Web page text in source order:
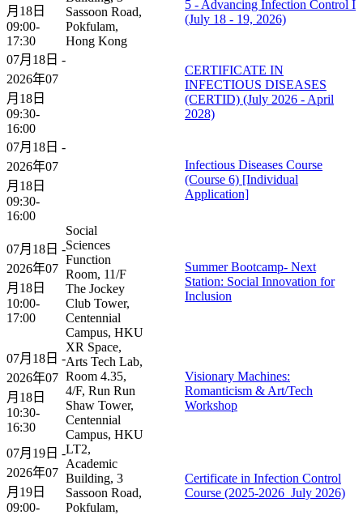
月18日
09:00-
17:30
Sassoon Road,
Pokfulam,
Hong Kong
5 - Advancing Infection Control I
(July 18 - 19, 2026)
07月18日 -
2026年07
月18日
09:30-
16:00
CERTIFICATE IN
INFECTIOUS DISEASES
(CERTID) (July 2026 - April
2028)
07月18日 -
2026年07
月18日
09:30-
16:00
Infectious Diseases Course
(Course 6) [Individual
Application]
07月18日 -
2026年07
月18日
10:00-
17:00
Social
Sciences
Function
Room, 11/F
The Jockey
Club Tower,
Centennial
Campus, HKU
Summer Bootcamp- Next
Station: Social Innovation for
Inclusion
07月18日 -
2026年07
月18日
10:30-
16:30
XR Space,
Arts Tech Lab,
Room 4.35,
4/F, Run Run
Shaw Tower,
Centennial
Campus, HKU
Visionary Machines:
Romanticism & Art/Tech
Workshop
07月19日 -
2026年07
月19日
09:00-
LT2,
Academic
Building, 3
Sassoon Road,
Pokfulam,
Certificate in Infection Control
Course (2025-2026_July 2026)